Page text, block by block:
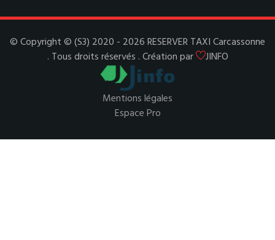
© Copyright © (S3) 2020 - 2026 RESERVER TAXI Carcassonne
. Tous droits réservés . Création par
JINFO
Mentions légales
Espace Pro